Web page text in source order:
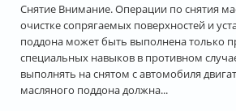
Снятие Внимание. Операции по снятия
очистке сопрягаемых поверхностей и
поддона может быть выполнена только
специальных навыков в противном
выполнять на снятом с автомобиля
масляного поддона должна...